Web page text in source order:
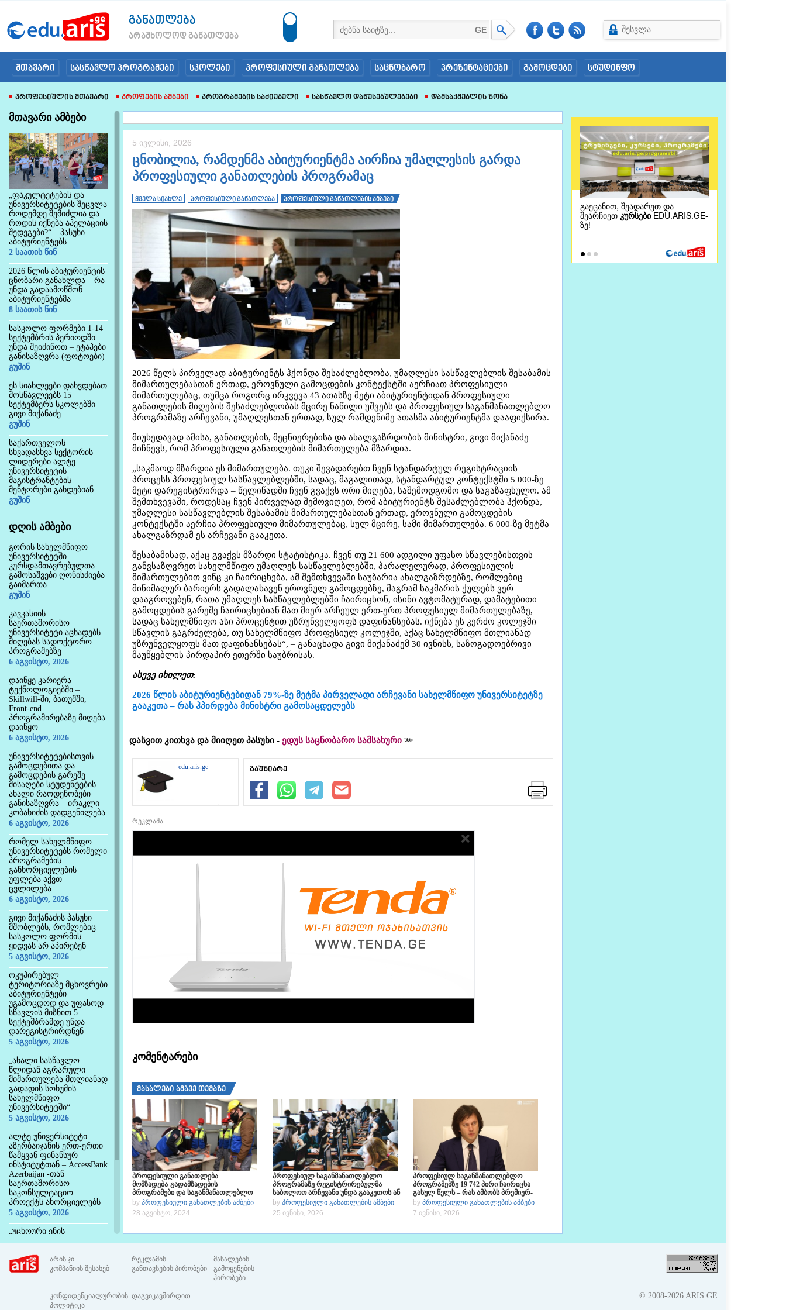
განათლება
არამხოლოდ განათლება
GE შესვლა
მთავარი სასწავლო პროგრამები სკოლები პროფესიული განათლება საცნობარო პრეზენტაციები გამოცდები სტუდინფო
Პროფესიულის Მთავარი Პროფების Ამბები Პროგრამების Საძიებელი Სასწავლო Დაწესებულებები Დამსაქმებლის Ზონა
მთავარი ამბები
„ფაკულტეტების და
უნივერსიტეტების შეცვლა
როდემდე შემიძლია და
როდის იქნება აპელაციის
შედეგები?“ – პასუხი
აბიტურიენტებს
2 საათის წინ
2026 წლის აბიტურიენტის
ცნობარი განახლდა – რა
უნდა გადაამოწმონ
აბიტურიენტებმა
8 საათის წინ
სასკოლო ფორმები 1-14
სექტემბრის პერიოდში
უნდა შეიძინოთ – ეტაპები
განისაზღვრა (ფოტოები)
გუშინ
ეს სიახლეები დახვდებათ
მოსწავლეებს 15
სექტემბერს სკოლებში –
გივი მიქანაძე
გუშინ
საქართველოს
სხვადასხვა სექტორის
ლიდერები ალტე
უნივერსიტეტის
მაგისტრანტების
მენტორები გახდებიან
გუშინ
დღის ამბები
გორის სახელმწიფო
უნივერსიტეტში
კურსდამთავრებულთა
გამოსაშვები ღონისძიება
გაიმართა
გუშინ
კავკასიის
საერთაშორისო
უნივერსიტეტი აცხადებს
მიღებას სადოქტორო
პროგრამებზე
6 აგვისტო, 2026
დაიწყე კარიერა
ტექნოლოგიებში –
Skillwill-ში, ბათუმში,
Front-end
პროგრამირებაზე მიღება
დაიწყო
6 აგვისტო, 2026
უნივერსიტეტებისთვის
გამოცდებითა და
გამოცდების გარეშე
მისაღები სტუდენტების
ახალი რაოდენობები
განისაზღვრა – ირაკლი
კობახიძის დადგენილება
6 აგვისტო, 2026
რომელ სახელმწიფო
უნივერსიტეტებს რომელი
პროგრამების
განხორციელების
უფლება აქვთ –
ცვლილება
6 აგვისტო, 2026
გივი მიქანაძის პასუხი
მშობლებს, რომლებიც
სასკოლო ფორმის
ყიდვას არ აპირებენ
5 აგვისტო, 2026
ოკუპირებულ
ტერიტორიაზე მცხოვრები
აბიტურიენტები
უგამოცდოდ და უფასოდ
სწავლის მიზნით 5
სექტემბრამდე უნდა
დარეგისტრირდნენ
5 აგვისტო, 2026
„ახალი სასწავლო
წლიდან აგრარული
მიმართულება მთლიანად
გადადის სოხუმის
სახელმწიფო
უნივერსიტეტში“
5 აგვისტო, 2026
ალტე უნივერსიტეტი
აზერბაიჯანის ერთ-ერთი
წამყვან ფინანსურ
ინსტიტუტთან – AccessBank
Azerbaijan -თან
საერთაშორისო
საკონსულტაციო
პროექტს ახორციელებს
5 აგვისტო, 2026
„უცხოური ენის
შესასწავლად 2-3 წელი
აბიტურიენტების
პოზიციები ინგლისური
5 აგვისტო, 2026
5 ივლისი, 2026
ცნობილია, რამდენმა აბიტურიენტმა აირჩია უმაღლესის გარდა
პროფესიული განათლების პროგრამაც
ყველა სიახლე პროფესიული განათლება პროფესიული განათლების ამბები
2026 წელს პირველად აბიტურიენტს ჰქონდა შესაძლებლობა, უმაღლესი სასწავლებლის შესაბამის
მიმართულებასთან ერთად, ეროვნული გამოცდების კონტექსტში აერჩიათ პროფესიული
მიმართულებაც, თუმცა როგორც ირკვევა 43 ათასზე მეტი აბიტურიენტიდან პროფესიული
განათლების მიღების შესაძლებლობას მცირე ნაწილი უშვებს და პროფესიულ საგანმანათლებლო
პროგრამაზე არჩევანი, უმაღლესთან ერთად, სულ რამდენიმე ათასმა აბიტურიენტმა დააფიქსირა.
მიუხედავად ამისა, განათლების, მეცნიერებისა და ახალგაზრდობის მინისტრი, გივი მიქანაძე
მიჩნევს, რომ პროფესიული განათლების მიმართულება მზარდია.
„საკმაოდ მზარდია ეს მიმართულება. თუკი შევადარებთ ჩვენ სტანდარტულ რეგისტრაციის
პროცესს პროფესიულ სასწავლებლებში, სადაც, მაგალითად, სტანდარტულ კონტექსტში 5 000-ზე
მეტი დარეგისტრირდა – წელიწადში ჩვენ გვაქვს ორი მიღება, საშემოდგომო და საგაზაფხულო. ამ
შემთხვევაში, როდესაც ჩვენ პირველად შემოვიღეთ, რომ აბიტურიენტს შესაძლებლობა ჰქონდა,
უმაღლესი სასწავლებლის შესაბამის მიმართულებასთან ერთად, ეროვნული გამოცდების
კონტექსტში აერჩია პროფესიული მიმართულებაც, სულ მცირე, სამი მიმართულება. 6 000-ზე მეტმა
ახალგაზრდამ ეს არჩევანი გააკეთა.
შესაბამისად, აქაც გვაქვს მზარდი სტატისტიკა. ჩვენ თუ 21 600 ადგილი უფასო სწავლებისთვის
განვსაზღვრეთ სახელმწიფო უმაღლეს სასწავლებლებში, პარალელურად, პროფესიულის
მიმართულებით ვინც კი ჩაირიცხება, ამ შემთხვევაში საუბარია ახალგაზრდებზე, რომლებიც
მინიმალურ ბარიერს გადალახავენ ეროვნულ გამოცდებზე, მაგრამ საკმარის ქულებს ვერ
დააგროვებენ, რათა უმაღლეს სასწავლებლებში ჩაირიცხონ, ისინი ავტომატურად, დამატებითი
გამოცდების გარეშე ჩაირიცხებიან მათ მიერ არჩეულ ერთ-ერთ პროფესიულ მიმართულებაზე,
სადაც სახელმწიფო ასი პროცენტით უზრუნველყოფს დაფინანსებას. იქნება ეს კერძო კოლეჯში
სწავლის გაგრძელება, თუ სახელმწიფო პროფესიულ კოლეჯში, აქაც სახელმწიფო მთლიანად
უზრუნველყოფს მათ დაფინანსებას“, – განაცხადა გივი მიქანაძემ 30 ივნისს, საზოგადოებრივი
მაუწყებლის პირდაპირ ეთერში საუბრისას.
ასევე იხილეთ:
2026 წლის აბიტურიენტებიდან 79%-ზე მეტმა პირველადი არჩევანი სახელმწიფო უნივერსიტეტზე
გააკეთა – რას ჰპირდება მინისტრი გამოსაცდელებს
დასვით კითხვა და მიიღეთ პასუხი - ედუს საცნობარო სამსახური
edu.aris.ge
საგანმანათლებლო
გაუზიარე
რეკლამა
კომენტარები
მასალები ამავე თემაზე
პროფესიული განათლება –
მომზადება-გადამზადების
პროგრამები და საგანმანათლებლო
პროგრამების განმახორციელებელი
დაწესებულებების სია
by პროფესიული განათლების ამბები
28 აგვისტო, 2024
პროფესიულ საგანმანათლებლო
პროგრამაზე რეგისტრირებულმა
საბოლოო არჩევანი უნდა გააკეთოს ან
ჩარიცხვის უფლებას დაკარგავს
by პროფესიული განათლების ამბები
25 ივნისი, 2026
პროფესიულ საგანმანათლებლო
პროგრამებზე 19 742 პირი ჩაირიცხა
გასულ წელს – რას ამბობს პრემიერ-
მინისტრი
by პროფესიული განათლების ამბები
7 ივნისი, 2026
არის ჯი
კომპანიის შესახებ
რეკლამის
განთავსების პირობები
მასალების
გამოყენების
პირობები
კონფიდენციალურობის
პოლიტიკა
დაგვიკავშირდით © 2008-2026 ARIS.GE